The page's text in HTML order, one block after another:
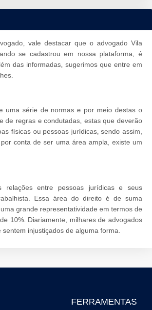
vale destacar que o advogado Vila
se cadastrou em nossa plataforma, é
das informadas, sugerimos que entre em
uma série de normas e por meio destas o
de regras e condutadas, estas que deverão
físicas ou pessoas jurídicas, sendo assim,
conta de ser uma área ampla, existe um
relações entre pessoas jurídicas e seus
Essa área do direito é de suma
grande representatividade em termos de
10%. Diariamente, milhares de advogados
injustiçados de alguma forma.
FERRAMENTAS